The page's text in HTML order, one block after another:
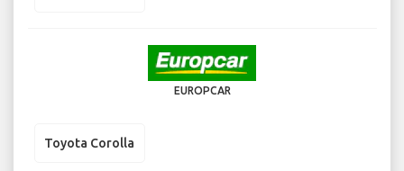
EUROPCAR
Toyota Corolla